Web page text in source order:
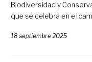
Biodiversidad y
que se celebra en el
18 septiembre 2025